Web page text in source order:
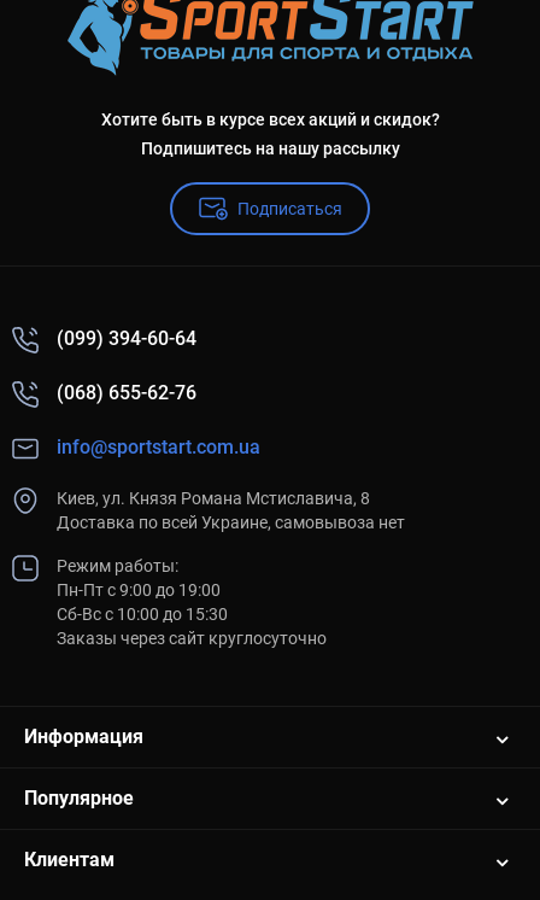
Хотите быть в курсе всех акций и скидок?
Подпишитесь на нашу рассылку
Подписаться
(099) 394-60-64
(068) 655-62-76
info@sportstart.com.ua
Киев, ул. Князя Романа Мстиславича, 8
Доставка по всей Украине, самовывоза нет
Режим работы:
Пн-Пт с 9:00 до 19:00
Сб-Вс с 10:00 до 15:30
Заказы через сайт круглосуточно
Информация
Популярное
Клиентам